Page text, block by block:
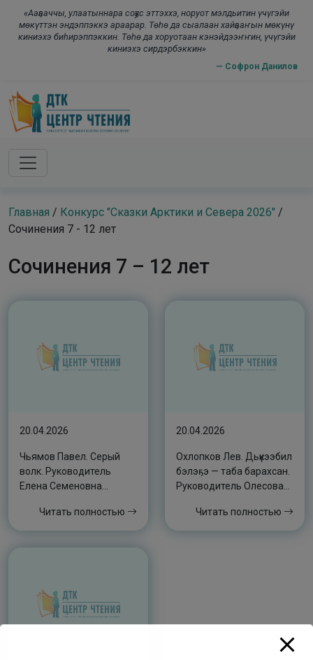
«Ааҕааччы, улаатыннара соҕус эттэххэ, норуот мэлдьитин үчүгэйи
мөкүттэн эндэппэккэ араарар. Төһө да сыалаан хайҕааҥын мөкүнү
киниэхэ биһирэппэккин. Төһө да хоруотаан кэнэйдээҥҥин, үчүгэйи
киниэхэ сирдэрбэккин»
— Софрон Данилов
Skip to main content
Главная / Конкурс "Сказки Арктики и Севера 2026" /
Сочинения 7 - 12 лет
Сочинения 7 – 12 лет
20.04.2026
Чьямов Павел. Серый
волк. Руководитель
Елена Семеновна
Читать полностью
20.04.2026
Охлопков Лев. Дьүкээбил
бэлэҕэ — таба барахсан.
Руководитель Олесова
Читать полностью